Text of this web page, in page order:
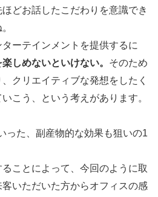
どお話したこだわりを意識でき
ーテインメントを提供するに
しめないといけない。 そのため
クリエイティブな発想をしたく
こう、という考えがあります。
った、副産物的な効果も狙いの1
ことによって、今回のように取
いただいた方からオフィスの感